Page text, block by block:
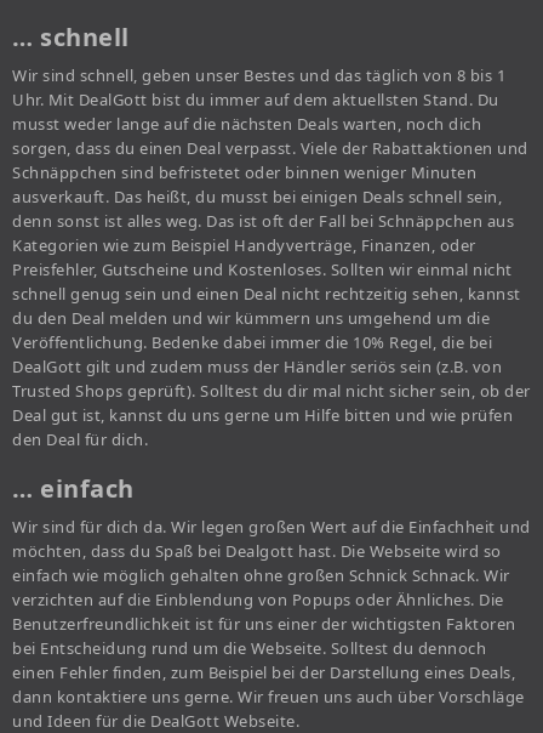
… schnell
Wir sind schnell, geben unser Bestes und das täglich von 8 bis 1
Uhr. Mit DealGott bist du immer auf dem aktuellsten Stand. Du
musst weder lange auf die nächsten Deals warten, noch dich
sorgen, dass du einen Deal verpasst. Viele der Rabattaktionen und
Schnäppchen sind befristetet oder binnen weniger Minuten
ausverkauft. Das heißt, du musst bei einigen Deals schnell sein,
denn sonst ist alles weg. Das ist oft der Fall bei Schnäppchen aus
Kategorien wie zum Beispiel Handyverträge, Finanzen, oder
Preisfehler, Gutscheine und Kostenloses. Sollten wir einmal nicht
schnell genug sein und einen Deal nicht rechtzeitig sehen, kannst
du den Deal melden und wir kümmern uns umgehend um die
Veröffentlichung. Bedenke dabei immer die 10% Regel, die bei
DealGott gilt und zudem muss der Händler seriös sein (z.B. von
Trusted Shops geprüft). Solltest du dir mal nicht sicher sein, ob der
Deal gut ist, kannst du uns gerne um Hilfe bitten und wie prüfen
den Deal für dich.
… einfach
Wir sind für dich da. Wir legen großen Wert auf die Einfachheit und
möchten, dass du Spaß bei Dealgott hast. Die Webseite wird so
einfach wie möglich gehalten ohne großen Schnick Schnack. Wir
verzichten auf die Einblendung von Popups oder Ähnliches. Die
Benutzerfreundlichkeit ist für uns einer der wichtigsten Faktoren
bei Entscheidung rund um die Webseite. Solltest du dennoch
einen Fehler finden, zum Beispiel bei der Darstellung eines Deals,
dann kontaktiere uns gerne. Wir freuen uns auch über Vorschläge
und Ideen für die DealGott Webseite.